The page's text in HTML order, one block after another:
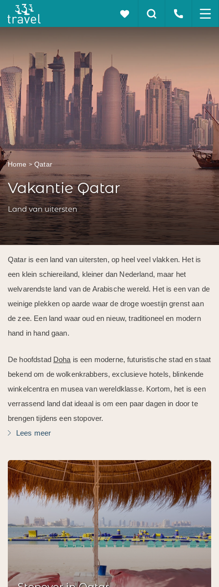
Home Qatar
Vakantie Qatar
Land van uitersten
Qatar is een land van uitersten, op heel veel vlakken. Het is
een klein schiereiland, kleiner dan Nederland, maar het
welvarendste land van de Arabische wereld. Het is een van de
weinige plekken op aarde waar de droge woestijn grenst aan
de zee. Een land waar oud en nieuw, traditioneel en modern
hand in hand gaan.
De hoofdstad Doha is een moderne, futuristische stad en staat
bekend om de wolkenkrabbers, exclusieve hotels, blinkende
winkelcentra en musea van wereldklasse. Kortom, het is een
verrassend land dat ideaal is om een paar dagen in door te
brengen tijdens een stopover.
Lees meer